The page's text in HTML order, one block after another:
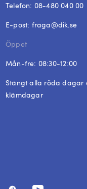
Telefon: 08-480 040 00
E-post: fraga@dik.se
Öppet
Mån-fre: 08:30-12:00
Stängt alla röda dagar
klämdagar